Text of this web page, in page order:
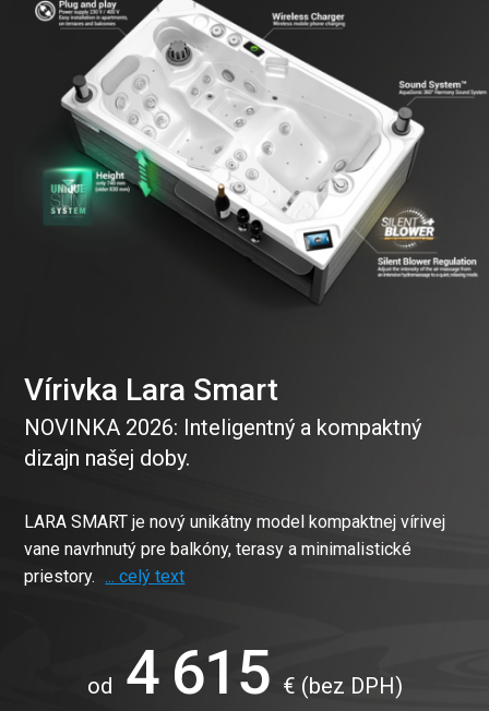
Vírivka Lara Smart
NOVINKA 2026: Inteligentný a kompaktný
dizajn našej doby.
LARA SMART je nový unikátny model kompaktnej vírivej
vane navrhnutý pre balkóny, terasy a minimalistické
priestory. ... celý text
od 4 615 € (bez DPH)